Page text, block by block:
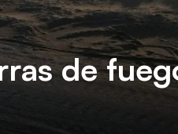
de